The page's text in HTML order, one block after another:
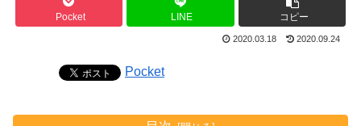
Pocket LINE コピー
2020.03.18 2020.09.24
Pocket